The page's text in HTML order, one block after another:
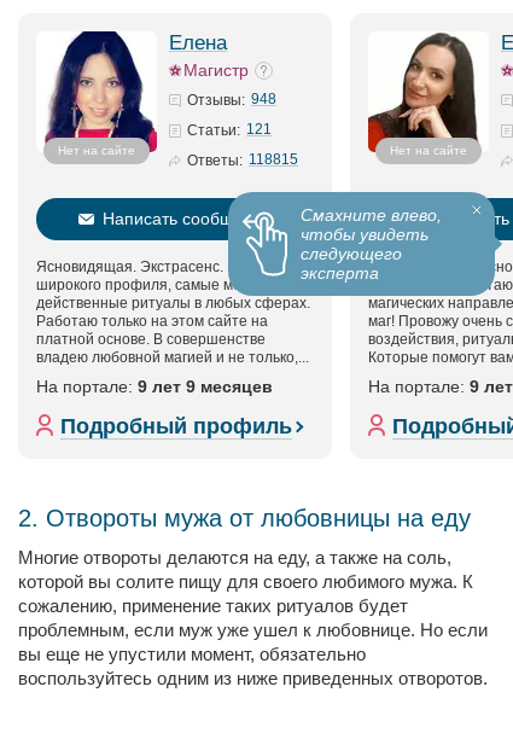
Смахните влево,
чтобы увидеть
следующего
эксперта
Нет на сайте
Елена
Магистр
Отзывы: 948
Статьи: 121
Ответы: 118815
Написать сообщение
Ясновидящая. Экстрасенс. Маг
широкого профиля, самые мощные и
действенные ритуалы в любых сферах.
Работаю только на этом сайте на
платной основе. В совершенстве
владею любовной магией и не только,...
На портале: 9 лет 9 месяцев
Подробный профиль
Нет на сайте
Потомственная
экстрасенс.
магических
маг! Провожу очень
воздействия,
Которые помогут
На портале: 9
2. Отвороты мужа от любовницы на еду
Многие отвороты делаются на еду, а также на соль,
которой вы солите пищу для своего любимого мужа. К
сожалению, применение таких ритуалов будет
проблемным, если муж уже ушел к любовнице. Но если
вы еще не упустили момент, обязательно
воспользуйтесь одним из ниже приведенных отворотов.